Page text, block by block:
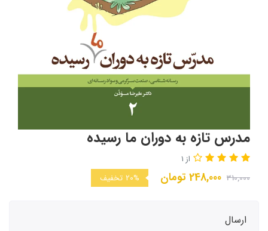
مدرس تازه به دوران ما رسیده
از 1
310,000
248,000 تومان 20% تخفیف
ارسال